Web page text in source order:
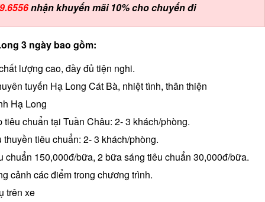
nhận khuyến mãi 10% cho chuyến đi
3 ngày bao gồm:
lượng cao, đầy đủ tiện nghi.
tuyến Hạ Long Cát Bà, nhiệt tình, thân thiện
Hạ Long
tiêu chuẩn tại Tuần Châu: 2- 3 khách/phòng.
tiêu chuẩn: 2- 3 khách/phòng.
chuẩn 150,000đ/bữa, 2 bữa sáng tiêu chuẩn 30,000đ/bữa.
cảnh các điểm trong chương trình.
trên xe